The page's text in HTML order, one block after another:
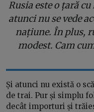
Rusia este o țară
atunci nu se vede
națiune. În plus,
modest. Cam
Și atunci nu există o
de trai. Pur și simplu
decât importuri și